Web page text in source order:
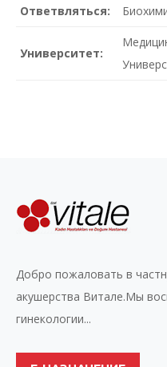
Ответвляться:
Университет:
Добро пожаловать в
акушерства Витале.Мы
гинекологии...